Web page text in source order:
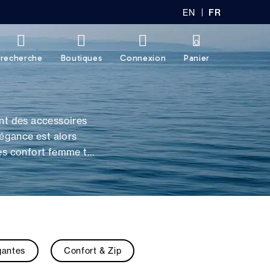
EN FR
S
recherche Boutiques Connexion Panier
0
des accessoires
est alors
confort femme tbs
qualité qui soit,
vous
tradition
Confort & Zip